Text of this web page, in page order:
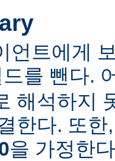
언트에게
드를 뺀다.
해석하지
한다. 또
을 가정한